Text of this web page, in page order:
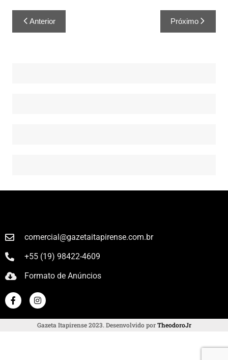
Anterior Próximo
comercial@gazetaitapirense.com.br
+55 (19) 98422-4609
Formato de Anúncios
Gazeta Itapirense 2023. Desenvolvido porTheodoroJr